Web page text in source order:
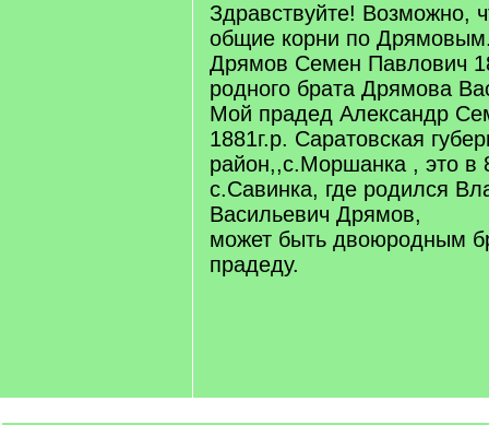
Здравствуйте! Возможно,
общие корни по
Дрямов Семен Павлович
родного брата Дрямова
Мой прадед Александр
1881г.р. Саратовская
район,,с.Моршанка , это в
с.Савинка, где родился
Васильевич Дрямов,
может быть двоюродным
прадеду.